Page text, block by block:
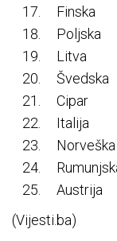
Finska
Poljska
Litva
Švedska
Cipar
Italija
Norveška
Austrija
(Vijesti.ba)